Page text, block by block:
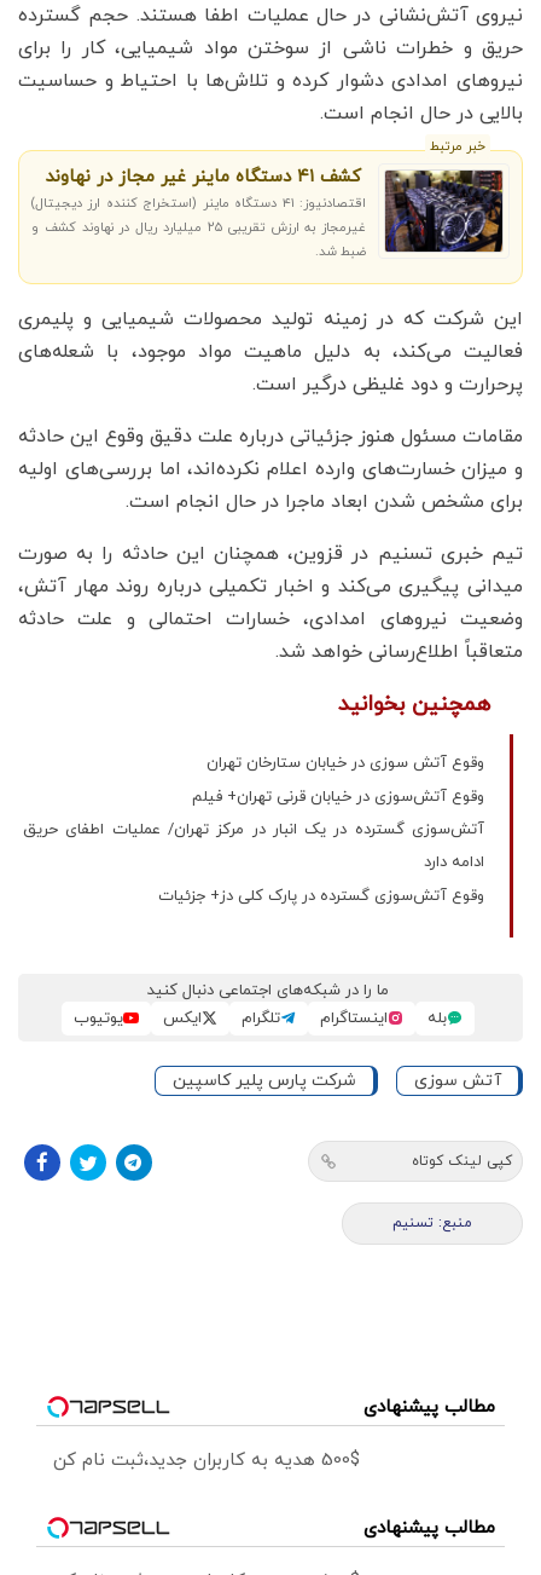
نیروی آتش‌نشانی در حال عملیات اطفا هستند. حجم گسترده
حریق و خطرات ناشی از سوختن مواد شیمیایی، کار را برای
نیروهای امدادی دشوار کرده و تلاش‌ها با احتیاط و حساسیت
بالایی در حال انجام است.
خبر مرتبط
کشف ۴۱ دستگاه ماینر غیر مجاز در نهاوند
اقتصادنیوز: ۴۱ دستگاه ماینر (استخراج کننده ارز دیجیتال)
غیرمجاز به ارزش تقریبی ۲۵ میلیارد ریال در نهاوند کشف و
ضبط شد.
این شرکت که در زمینه تولید محصولات شیمیایی و پلیمری
فعالیت می‌کند، به دلیل ماهیت مواد موجود، با شعله‌های
پرحرارت و دود غلیظی درگیر است.
مقامات مسئول هنوز جزئیاتی درباره علت دقیق وقوع این حادثه
و میزان خسارت‌های وارده اعلام نکرده‌اند، اما بررسی‌های اولیه
برای مشخص شدن ابعاد ماجرا در حال انجام است.
تیم خبری تسنیم در قزوین، همچنان این حادثه را به صورت
میدانی پیگیری می‌کند و اخبار تکمیلی درباره روند مهار آتش،
وضعیت نیروهای امدادی، خسارات احتمالی و علت حادثه
متعاقباً اطلاع‌رسانی خواهد شد.
همچنین بخوانید
وقوع آتش سوزی در خیابان ستارخان تهران
وقوع آتش‌سوزی در خیابان قرنی تهران+ فیلم
آتش‌سوزی گسترده در یک انبار در مرکز تهران/ عملیات اطفای حریق
ادامه دارد
وقوع آتش‌سوزی گسترده در پارک کلی دز+ جزئیات
ما را در شبکه‌های اجتماعی دنبال کنید
بله
اینستاگرام تلگرام ایکس یوتیوب
آتش سوزی شرکت پارس پلیر کاسپین
کپی لینک کوتاه
منبع: تسنیم
مطالب پیشنهادی
500$ هدیه به کاربران جدید،ثبت نام کن
مطالب پیشنهادی